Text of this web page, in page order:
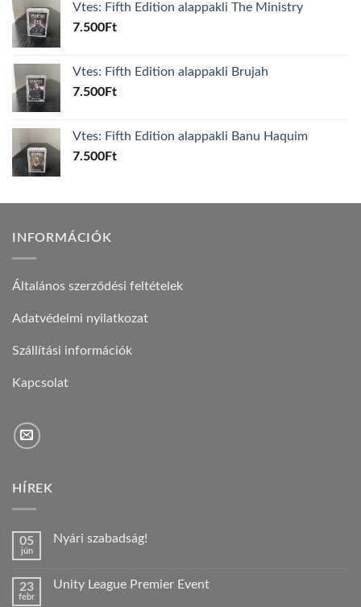
Vtes: Fifth Edition alappakli The Ministry
7.500Ft
Vtes: Fifth Edition alappakli Brujah
7.500Ft
Vtes: Fifth Edition alappakli Banu Haquim
7.500Ft
INFORMÁCIÓK
Általános szerződési feltételek
Adatvédelmi nyilatkozat
Szállítási információk
Kapcsolat
HÍREK
05
jún
Nyári szabadság!
Nyári
23
febr
Unity League Premier Event